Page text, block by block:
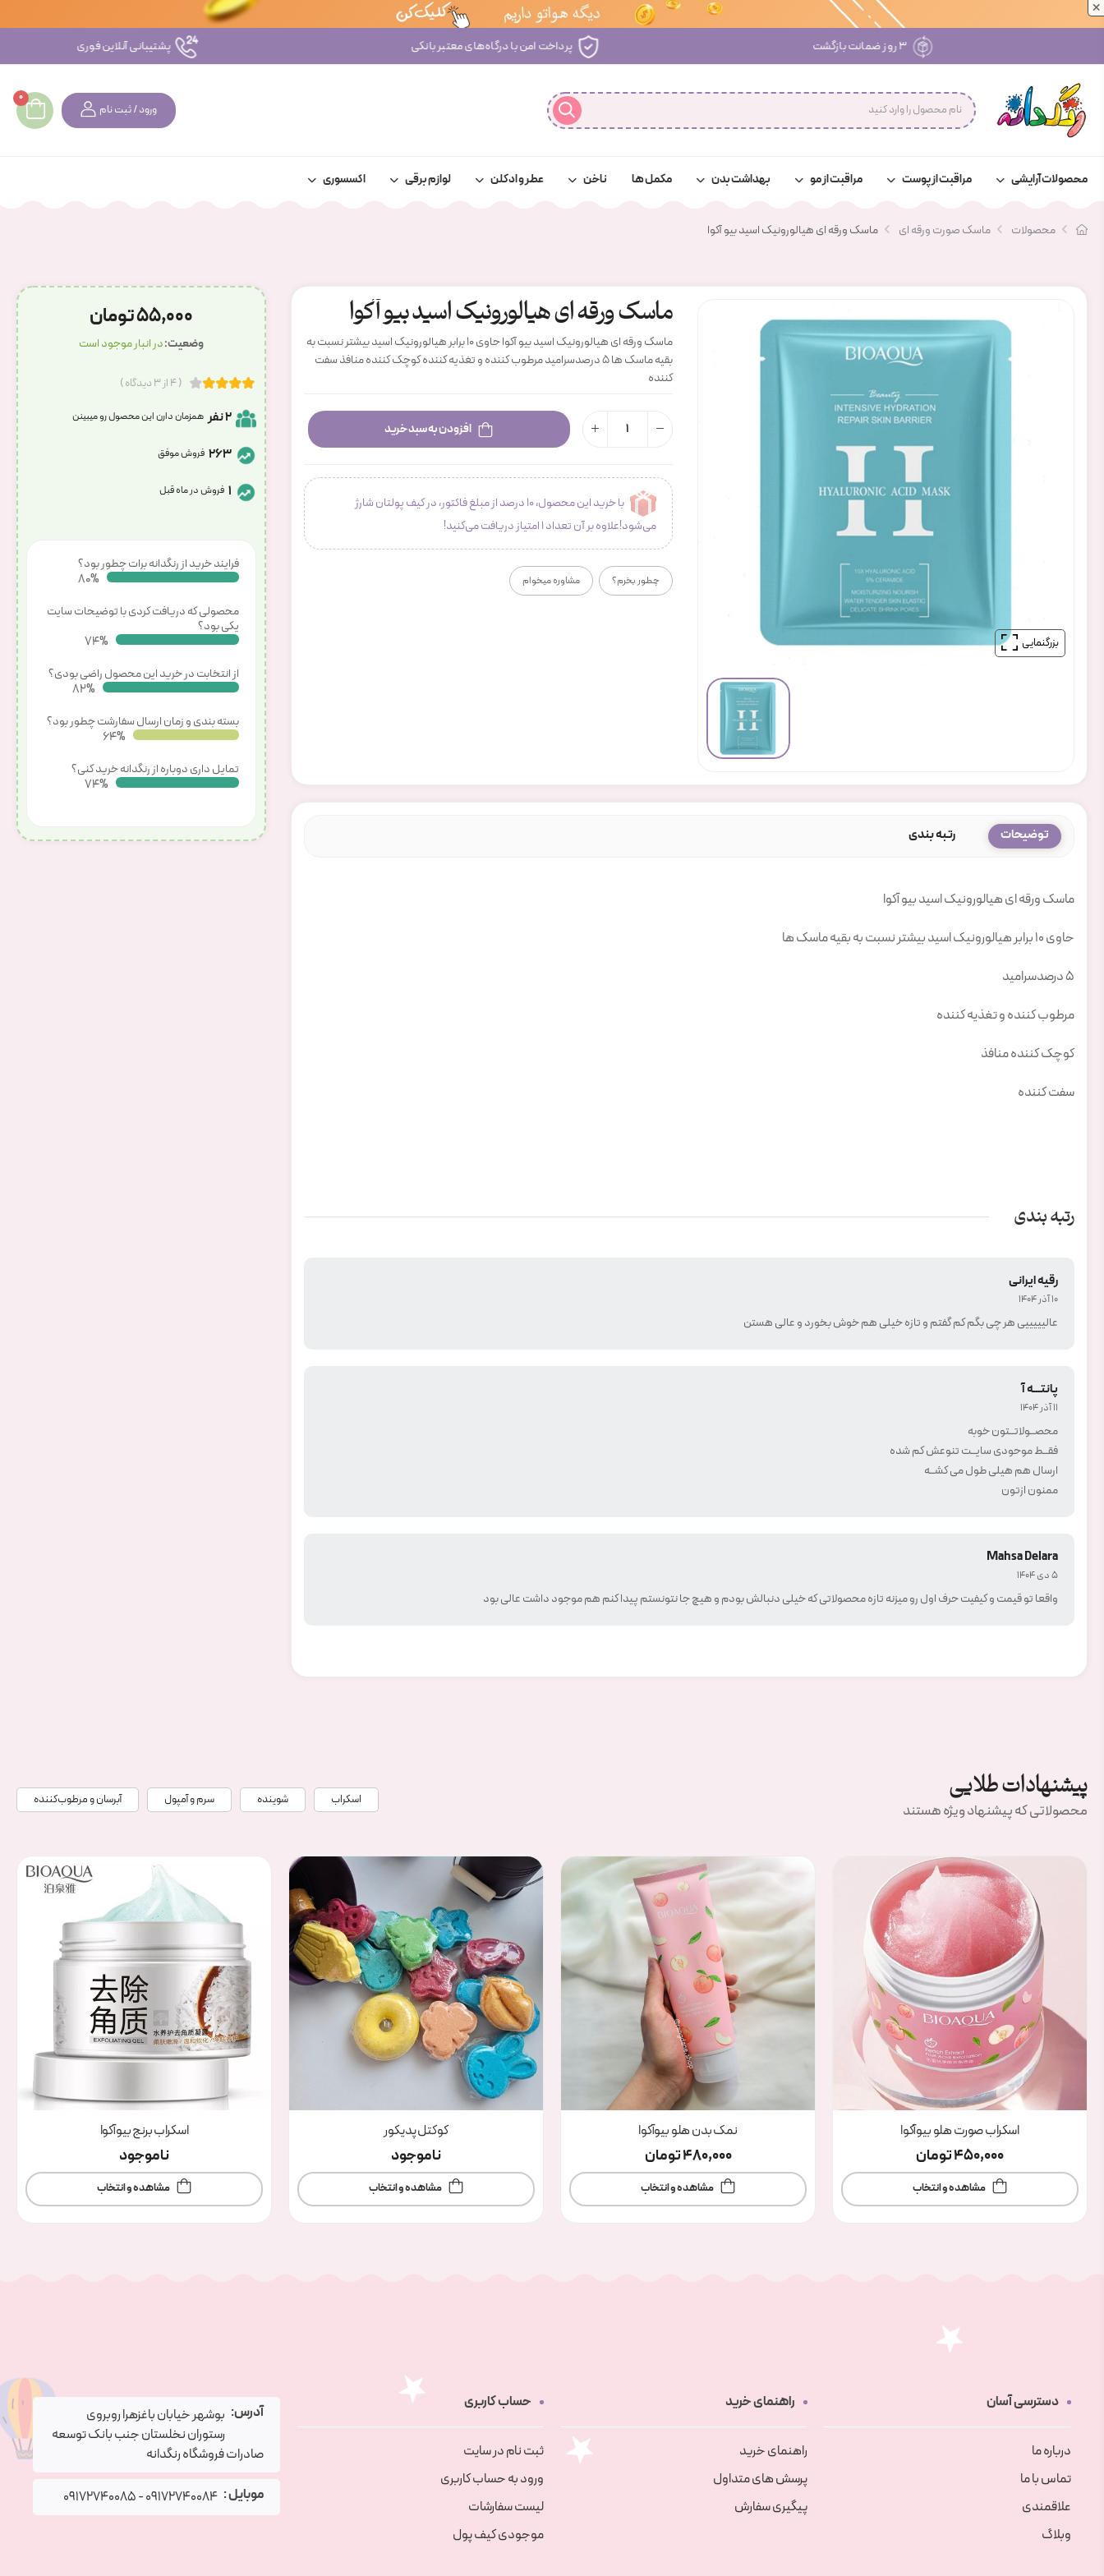
×
پرداخت امن با درگاه‌های معتبر بانکی پشتیبانی آنلاین فوری
ورود / ثبت نام
0
محصولات آرایشی مراقبت از پوست مراقبت از مو بهداشت بدن مکمل ها ناخن عطر و ادکلن لوازم برقی اکسسوری
محصولات ماسک صورت ورقه ای ماسک ورقه ای هیالورونیک اسید بیو آکوا
بزرگنمایی
ماسک ورقه ای هیالورونیک اسید بیو آکوا
ماسک ورقه ای هیالورونیک اسید بیو آکوا حاوی ۱۰ برابر هیالورونیک اسید بیشتر نسبت به
بقیه ماسک ها ۵ درصدسرامید مرطوب کننده و تغذیه کننده کوچک کننده منافذ سفت
کننده
افزودن به سبد خرید
با خرید این محصول، 10 درصد از مبلغ فاکتور، در کیف پولتان شارژ
می‌شود!علاوه بر آن تعداد 1 امتیاز دریافت می‌کنید!
چطور بخرم؟ مشاوره میخوام
توضیحات رتبه بندی
ماسک ورقه ای هیالورونیک اسید بیو آکوا
حاوی ۱۰ برابر هیالورونیک اسید بیشتر نسبت به بقیه ماسک ها
۵ درصدسرامید
مرطوب کننده و تغذیه کننده
کوچک کننده منافذ
سفت کننده
رتبه بندی
رقیه ایرانی
10 آذر 1404
عالیییییی هر چی بگم کم گفتم و تازه خیلی هم خوش بخورد و عالی هستن
پانتـــه آ
11 آذر 1404
محصــولاتــتون خوبه
فقــط موحودی سایــت تنوعش کم شده
ارسال هم هیلی طول می کشــه
ممنون ازتون
Mahsa Delara
5 دی 1404
واقعا تو قیمت و کیفیت حرف ا‌ول رو میزنه تازه محصولاتی که خیلی دنبالش بودم و هیچ جا نتونستم پیدا کنم هم موجود داشت عالی بود
55,000 تومان
وضعیت:در انبار موجود است
( 4 از 3 دیدگاه )
2 نفر همزمان دارن این محصول رو میبینن
263 فروش موفق
1 فروش در ماه قبل
فرایند خرید از رنگدانه برات چطور بود؟
86%
محصولی که دریافت کردی با توضیحات سایت
یکی بود؟
80%
از انتخابت در خرید این محصول راضی بودی؟
88%
بسته بندی و زمان ارسال سفارشت چطور بود؟
68%
تمایل داری دوباره از رنگدانه خرید کنی؟
80%
پیشنهادات طلایی
محصولاتی که پیشنهاد ویژه هستند
اسکراب صورت هلو بیوآکوا
450,000تومان
مشاهده و انتخاب
نمک بدن هلو بیوآکوا
480,000تومان
مشاهده و انتخاب
کوکتل پدیکور
ناموجود
مشاهده و انتخاب
اسکراب برنج بیوآکوا
ناموجود
مشاهده و انتخاب
دسترسی آسان
درباره ما
تماس با ما
علاقمندی
وبلاگ
راهنمای خرید
راهنمای خرید
پرسش های متداول
پیگیری سفارش
حساب کاربری
ثبت نام در سایت
ورود به حساب کاربری
لیست سفارشات
موجودی کیف پول
آدرس: بوشهر خیابان باغزهرا روبروی
رستوران نخلستان جنب بانک توسعه
صادرات فروشگاه رنگدانه
موبایل : 09172740084
-
09172740085